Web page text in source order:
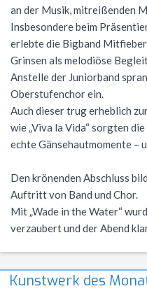
Kreatives Schreiben
Mkid - Mathe kann ich
Außerunterrichtliche
Italienisch als 3.
Italienisch lernen
Kursstufe
Nützliche Adressen
Literatur und Theater
Mathematik
Wettbewerbe
Verschiedenes
NWT
Physik
Jugend trainiert für
Notentabellen
Befreiung vom
Wirtschaft
Datenschutz
Impressum
an der Musik, mitreißenden
Insbesondere beim
erlebte die Bigband
Grinsen als melodiöse
Anstelle der Juniorband
Oberstufenchor ein.
Auch dieser trug erheblich
wie „Viva la Vida“ sorgten
echte Gänsehautmomente –
Den krönenden Abschluss
Auftritt von Band und Chor.
Mit „Wade in the Water“
verzaubert und der Abend
Kunstwerk des